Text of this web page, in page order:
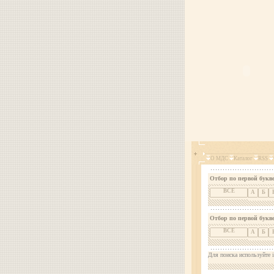
О МДС Каталог RSS
Отбор по первой
ВСЕ А Б
Отбор по первой
ВСЕ А Б
Для поиска используйте